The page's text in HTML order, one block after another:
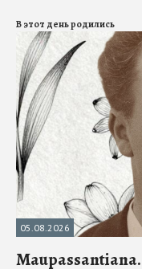
В этот день родились
05.08.2026